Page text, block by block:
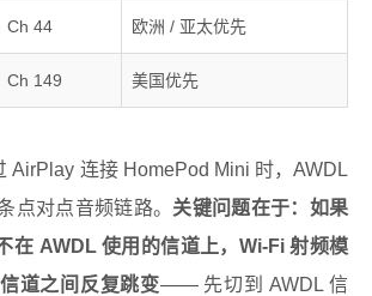
Ch 44 欧洲 / 亚太优先
Ch 149 美国优先
AirPlay 连接 HomePod Mini 时，AWDL
点对点音频链路。 关键问题在于：如果
在 AWDL 使用的信道上，Wi-Fi 射频模
道之间反复跳变—— 先切到 AWDL 信